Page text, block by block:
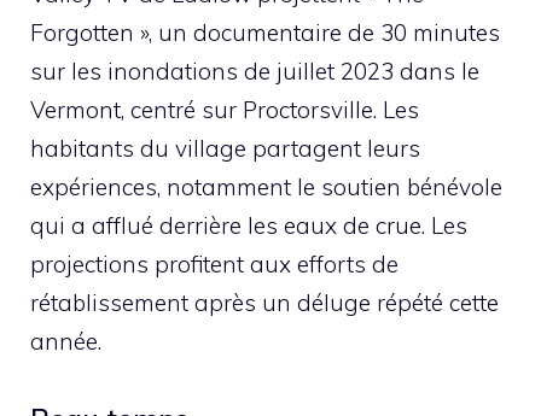
Forgotten », un documentaire de 30 minutes
sur les inondations de juillet 2023 dans le
Vermont, centré sur Proctorsville. Les
habitants du village partagent leurs
expériences, notamment le soutien bénévole
qui a afflué derrière les eaux de crue. Les
projections profitent aux efforts de
rétablissement après un déluge répété cette
année.